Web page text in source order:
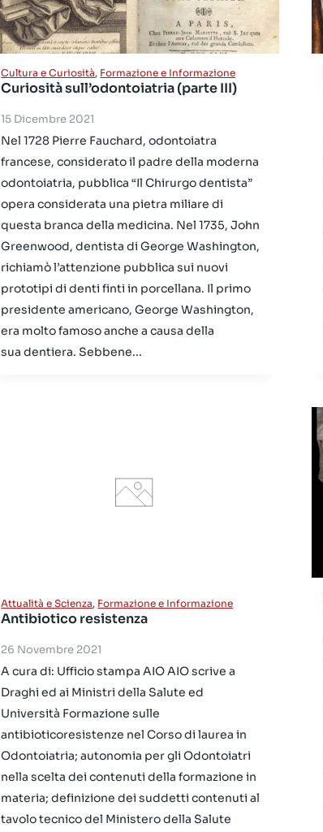
Cultura e Curiosità, Formazione e Informazione
Curiosità sull’odontoiatria (parte III)
15 Dicembre 2021
Nel 1728 Pierre Fauchard, odontoiatra
francese, considerato il padre della moderna
odontoiatria, pubblica “Il Chirurgo dentista”
opera considerata una pietra miliare di
questa branca della medicina. Nel 1735, John
Greenwood, dentista di George Washington,
richiamò l’attenzione pubblica sui nuovi
prototipi di denti finti in porcellana. Il primo
presidente americano, George Washington,
era molto famoso anche a causa della
sua dentiera. Sebbene...
Attualità e Scienza, Formazione e Informazione
Antibiotico resistenza
26 Novembre 2021
A cura di: Ufficio stampa AIO AIO scrive a
Draghi ed ai Ministri della Salute ed
Università Formazione sulle
antibioticoresistenze nel Corso di laurea in
Odontoiatria; autonomia per gli Odontoiatri
nella scelta dei contenuti della formazione in
materia; definizione dei suddetti contenuti al
tavolo tecnico del Ministero della Salute